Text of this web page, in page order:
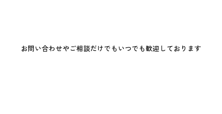
お問い合わせやご相談だけでもいつでも歓迎しております